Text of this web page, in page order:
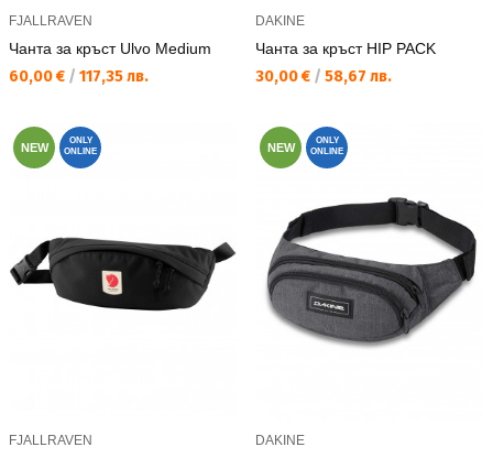
FJALLRAVEN
Чанта за кръст Ulvo Medium
Текуща цена:
60,00 € / 117,35 лв.
DAKINE
Чанта за кръст HIP PACK
Текуща цена:
30,00 € / 58,67 лв.
NEW
ONLY
ONLINE
FJALLRAVEN
NEW
ONLY
ONLINE
DAKINE